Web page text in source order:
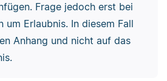
Frage jedoch erst bei
um Erlaubnis. In diesem Fall
Anhang und nicht auf das